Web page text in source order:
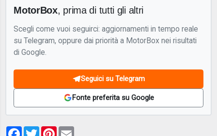
MotorBox, prima di tutti gli altri
Scegli come vuoi seguirci: aggiornamenti in tempo reale
su Telegram, oppure dai priorità a MotorBox nei risultati
di Google.
Seguici su Telegram
Fonte preferita su Google
Facebook
TwitterPinterest